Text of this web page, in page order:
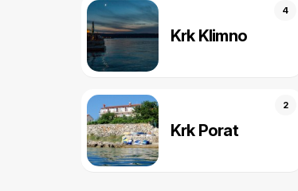
Krk Klimno
4
Krk Porat
2